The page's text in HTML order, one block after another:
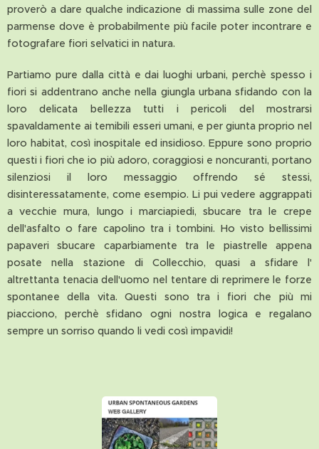
proverò a dare qualche indicazione di massima sulle zone del
parmense dove è probabilmente più facile poter incontrare e
fotografare fiori selvatici in natura.
Partiamo pure dalla città e dai luoghi urbani, perchè spesso i
fiori si addentrano anche nella giungla urbana sfidando con la
loro delicata bellezza tutti i pericoli del mostrarsi
spavaldamente ai temibili esseri umani, e per giunta proprio nel
loro habitat, così inospitale ed insidioso. Eppure sono proprio
questi i fiori che io più adoro, coraggiosi e noncuranti, portano
silenziosi il loro messaggio offrendo sé stessi,
disinteressatamente, come esempio. Li pui vedere aggrappati
a vecchie mura, lungo i marciapiedi, sbucare tra le crepe
dell'asfalto o fare capolino tra i tombini. Ho visto bellissimi
papaveri sbucare caparbiamente tra le piastrelle appena
posate nella stazione di Collecchio, quasi a sfidare l'
altrettanta tenacia dell'uomo nel tentare di reprimere le forze
spontanee della vita. Questi sono tra i fiori che più mi
piacciono, perchè sfidano ogni nostra logica e regalano
sempre un sorriso quando li vedi così impavidi!